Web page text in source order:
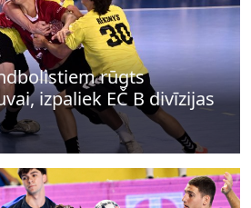
rūgts
izpaliek EČ B divīzijas